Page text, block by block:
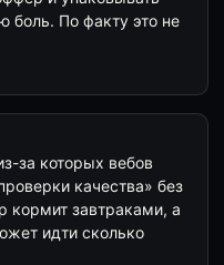
боль. По факту это не
за которых вебов
качества» без
кормит завтраками, а
идти сколько